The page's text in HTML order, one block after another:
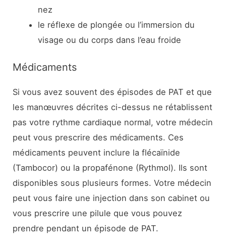
nez
le réflexe de plongée ou l’immersion du
visage ou du corps dans l’eau froide
Médicaments
Si vous avez souvent des épisodes de PAT et que
les manœuvres décrites ci-dessus ne rétablissent
pas votre rythme cardiaque normal, votre médecin
peut vous prescrire des médicaments. Ces
médicaments peuvent inclure la flécaïnide
(Tambocor) ou la propafénone (Rythmol). Ils sont
disponibles sous plusieurs formes. Votre médecin
peut vous faire une injection dans son cabinet ou
vous prescrire une pilule que vous pouvez
prendre pendant un épisode de PAT.